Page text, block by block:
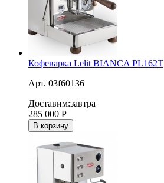
Кофеварка Lelit BIANCA PL162T
Арт. 03f60136
Доставим:завтра
285 000 Р
В корзину